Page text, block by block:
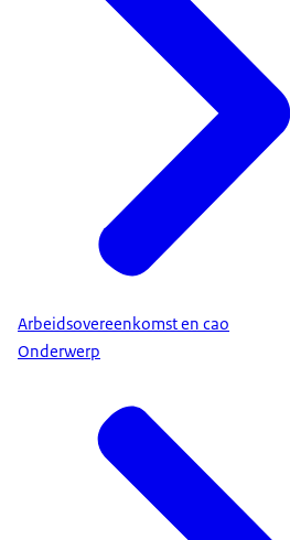
Arbeidsovereenkomst en cao
Onderwerp